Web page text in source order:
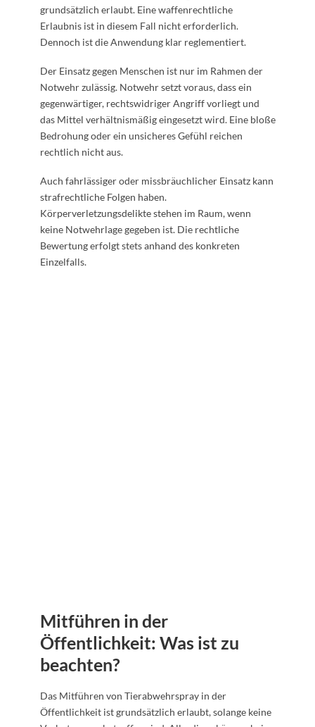
grundsätzlich erlaubt. Eine waffenrechtliche
Erlaubnis ist in diesem Fall nicht erforderlich.
Dennoch ist die Anwendung klar reglementiert.
Der Einsatz gegen Menschen ist nur im Rahmen der
Notwehr zulässig. Notwehr setzt voraus, dass ein
gegenwärtiger, rechtswidriger Angriff vorliegt und
das Mittel verhältnismäßig eingesetzt wird. Eine bloße
Bedrohung oder ein unsicheres Gefühl reichen
rechtlich nicht aus.
Auch fahrlässiger oder missbräuchlicher Einsatz kann
strafrechtliche Folgen haben.
Körperverletzungsdelikte stehen im Raum, wenn
keine Notwehrlage gegeben ist. Die rechtliche
Bewertung erfolgt stets anhand des konkreten
Einzelfalls.
Mitführen in der
Öffentlichkeit: Was ist zu
beachten?
Das Mitführen von Tierabwehrspray in der
Öffentlichkeit ist grundsätzlich erlaubt, solange keine